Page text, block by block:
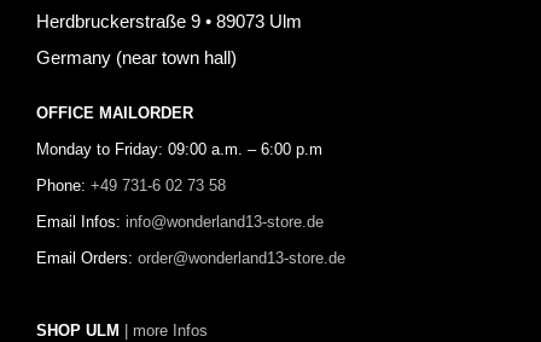
Herdbruckerstraße 9 • 89073 Ulm
Germany (near town hall)
OFFICE MAILORDER
Monday to Friday: 09:00 a.m. – 6:00 p.m
Phone: +49 731-6 02 73 58
Email Infos: info@wonderland13-store.de
Email Orders: order@wonderland13-store.de
SHOP ULM | more Infos